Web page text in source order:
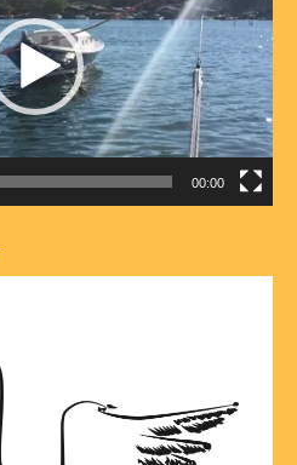
00:00